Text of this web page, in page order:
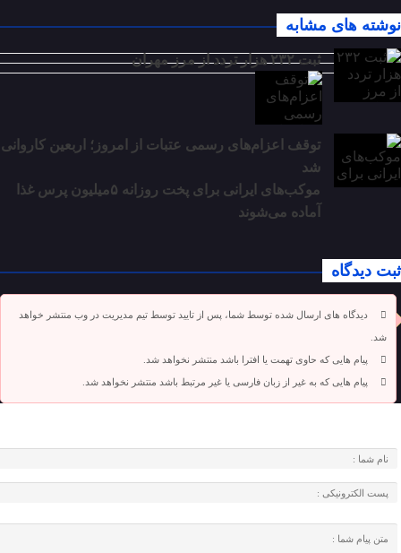
نوشته های مشابه
ثبت ۲۳۲ هزار تردد از مرز مهران
توقف اعزام‌‌های رسمی عتبات از امروز؛ اربعین کاروانی
شد
موکب‌های ایرانی برای پخت روزانه ۵میلیون پرس غذا
آماده می‌شوند
ثبت دیدگاه
دیدگاه های ارسال شده توسط شما، پس از تایید توسط تیم مدیریت در وب منتشر خواهد
شد.
پیام هایی که حاوی تهمت یا افترا باشد منتشر نخواهد شد.
پیام هایی که به غیر از زبان فارسی یا غیر مرتبط باشد منتشر نخواهد شد.